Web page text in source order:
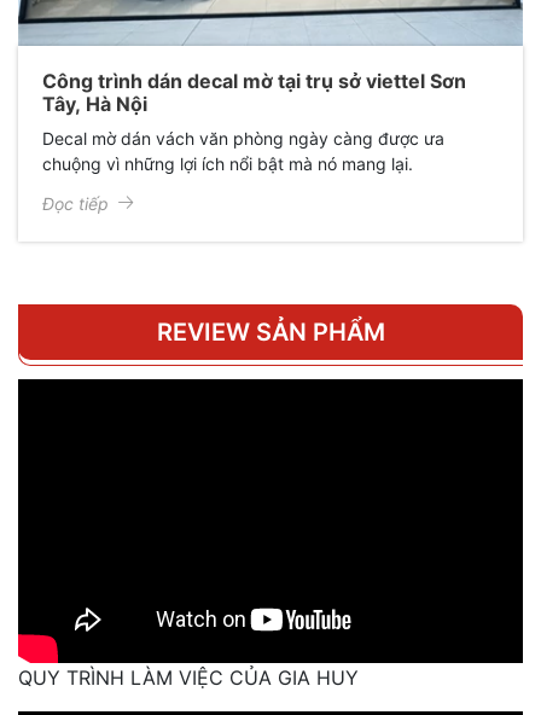
Công trình dán decal mờ tại trụ sở viettel Sơn
Tây, Hà Nội
Decal mờ dán vách văn phòng ngày càng được ưa
chuộng vì những lợi ích nổi bật mà nó mang lại.
Đọc tiếp
REVIEW SẢN PHẨM
QUY TRÌNH LÀM VIỆC CỦA GIA HUY